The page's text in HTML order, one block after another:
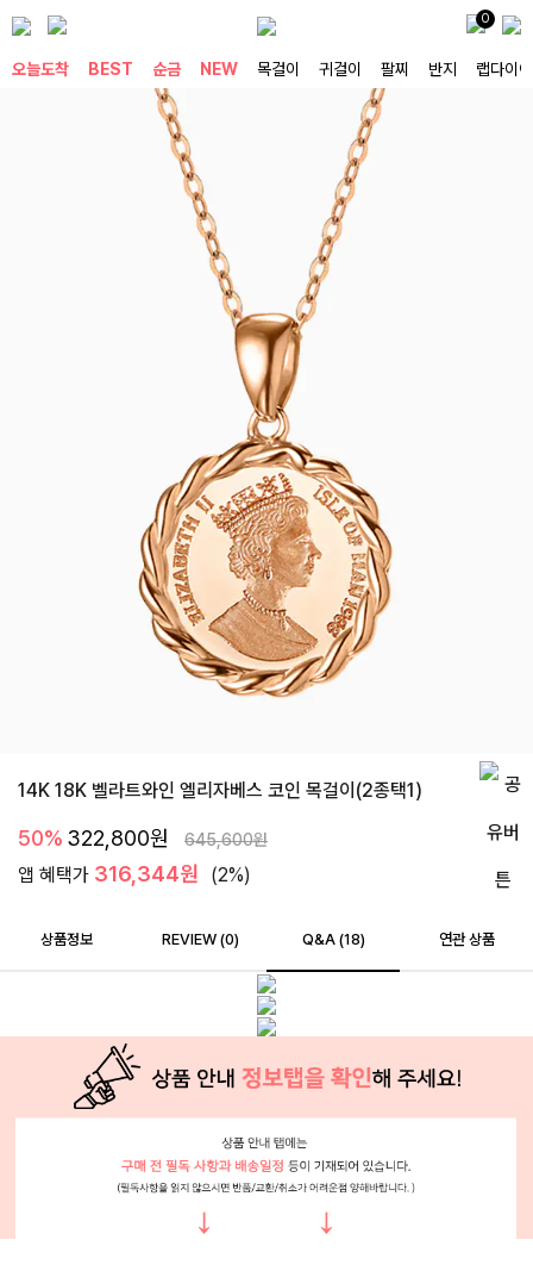
0
오늘도착 BEST 순금 NEW 목걸이 귀걸이 팔찌 반지 랩다이아
14K 18K 벨라트와인 엘리자베스 코인 목걸이(2종택1)
50% 322,800원 645,600원
앱 혜택가 316,344원 (2%)
상품정보 REVIEW (0) Q&A (18) 연관 상품